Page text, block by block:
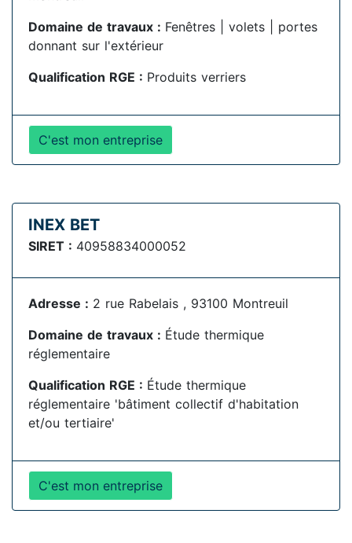
Domaine de travaux : Fenêtres | volets | portes
donnant sur l'extérieur
Qualification RGE : Produits verriers
C'est mon entreprise
INEX BET
SIRET : 40958834000052
Adresse : 2 rue Rabelais , 93100 Montreuil
Domaine de travaux : Étude thermique
réglementaire
Qualification RGE : Étude thermique
réglementaire 'bâtiment collectif d'habitation
et/ou tertiaire'
C'est mon entreprise